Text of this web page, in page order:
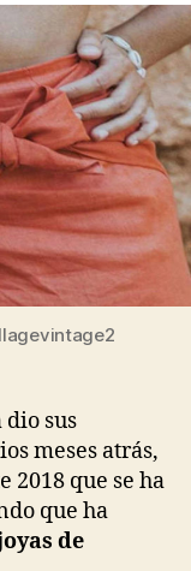
dio sus
meses atrás,
2018 que se ha
que ha
de